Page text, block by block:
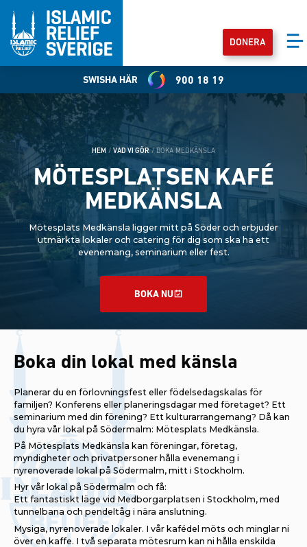
DONERA
SWISHA HÄR 900 18 19
HEM / VAD VI GÖR/BOKA MEDKÄNSLA
MÖTESPLATSEN KAFÉ
MEDKÄNSLA
Mötesplats Medkänsla ligger mitt på Söder och erbjuder
utmärkta lokaler och catering för dig som ska ha ett
evenemang, seminarium eller fest.
BOKA NU
Boka din lokal med känsla
Planerar du en förlovningsfest eller födelsedagskalas för
familjen? Konferens eller planeringsdagar med företaget? Ett
seminarium med din förening? Ett kulturarrangemang? Då kan
du hyra vår lokal på Södermalm: Mötesplats Medkänsla.
På Mötesplats Medkänsla kan föreningar, företag,
myndigheter och privatpersoner hålla evenemang i
nyrenoverade lokal på Södermalm, mitt i Stockholm.
Hyr vår lokal på Södermalm och få:
Ett fantastiskt läge vid Medborgarplatsen i Stockholm, med
tunnelbana och pendeltåg i nära anslutning.
Mysiga, nyrenoverade lokaler. I vår kafédel möts och minglar ni
över en kaffe. I två separata mötesrum kan ni hålla enskilda